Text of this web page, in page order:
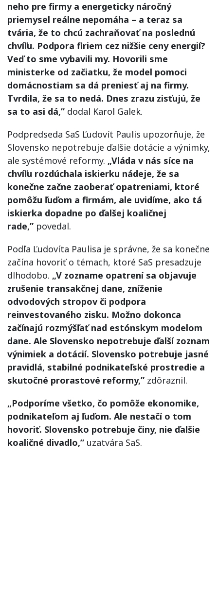
neho pre firmy a energeticky náročný
priemysel reálne nepomáha – a teraz sa
tvária, že to chcú zachraňovať na poslednú
chvíľu. Podpora firiem cez nižšie ceny energií?
Veď to sme vybavili my. Hovorili sme
ministerke od začiatku, že model pomoci
domácnostiam sa dá preniesť aj na firmy.
Tvrdila, že sa to nedá. Dnes zrazu zisťujú, že
sa to asi dá,” dodal Karol Galek.
Podpredseda SaS Ľudovít Paulis upozorňuje, že
Slovensko nepotrebuje ďalšie dotácie a výnimky,
ale systémové reformy. „Vláda v nás síce na
chvíľu rozdúchala iskierku nádeje, že sa
konečne začne zaoberať opatreniami, ktoré
pomôžu ľuďom a firmám, ale uvidíme, ako tá
iskierka dopadne po ďalšej koaličnej
rade,” povedal.
Podľa Ľudovíta Paulisa je správne, že sa konečne
začína hovoriť o témach, ktoré SaS presadzuje
dlhodobo. „V zozname opatrení sa objavuje
zrušenie transakčnej dane, zníženie
odvodových stropov či podpora
reinvestovaného zisku. Možno dokonca
začínajú rozmýšľať nad estónskym modelom
dane. Ale Slovensko nepotrebuje ďalší zoznam
výnimiek a dotácií. Slovensko potrebuje jasné
pravidlá, stabilné podnikateľské prostredie a
skutočné prorastové reformy,” zdôraznil.
„Podporíme všetko, čo pomôže ekonomike,
podnikateľom aj ľuďom. Ale nestačí o tom
hovoriť. Slovensko potrebuje činy, nie ďalšie
koaličné divadlo,” uzatvára SaS.